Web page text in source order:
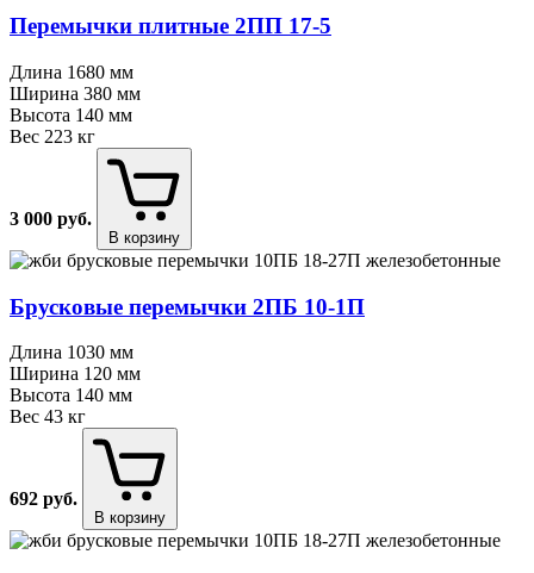
Перемычки плитные 2ПП 17⁠-⁠5
Длина 1680 мм
Ширина 380 мм
Высота 140 мм
Вес 223 кг
3 000 руб.
В корзину
Брусковые перемычки 2ПБ 10⁠-⁠1П
Длина 1030 мм
Ширина 120 мм
Высота 140 мм
Вес 43 кг
692 руб.
В корзину